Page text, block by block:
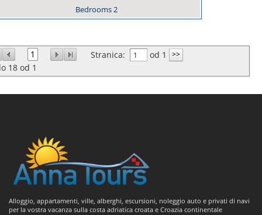
Bedrooms2
1 Stranica:
od 1
18 od 1
Alloggio, appartamenti, ville, alberghi, escursioni, noleggio auto e privati di navi
per la vostra vacanza sulla costa adriatica croata e Croazia continentale